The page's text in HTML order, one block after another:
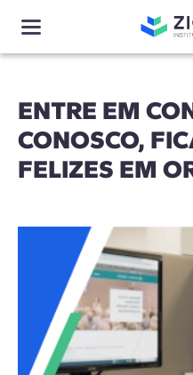
ENTRE EM
CONOSCO,
FELIZES EM